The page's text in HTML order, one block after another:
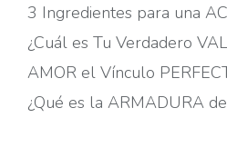
3 Ingredientes para una
¿Cuál es Tu Verdadero
AMOR el Vínculo
¿Qué es la ARMADURA